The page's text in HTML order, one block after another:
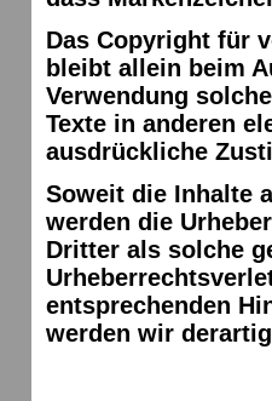
Das Copyright für
bleibt allein beim
Verwendung
Texte in anderen
ausdrückliche
Soweit die Inhalte
werden die
Dritter als solche
entsprechenden
werden wir